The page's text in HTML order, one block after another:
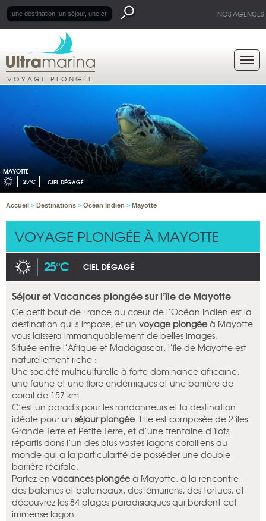
NOS AGENCES
VOYAGE PLONGÉE
MAYOTTE
25°C CIEL DÉGAGÉ
Accueil > Destinations > Océan Indien > Mayotte
VOYAGE PLONGÉE À MAYOTTE
25°C CIEL DÉGAGÉ
Séjour et Vacances plongée sur l’île de Mayotte
Ce petit bout de France au cœur de l’Océan Indien est la
destination qui s’impose, et un voyage plongée à Mayotte
vous laissera immanquablement de belles images.
Située entre l’Afrique et Madagascar, l’île de Mayotte est
naturellement riche :
Une société multiculturelle à forte dominance africaine,
une faune et une flore endémiques et une barrière de
corail de 157 km.
C’est un paradis pour les randonneurs et la destination
idéale pour un séjour plongée. Elle est composée de 2 îles :
Grande Terre et Petite Terre, et d’une trentaine d’îlots
répartis dans l’un des plus vastes lagons coralliens au
monde qui a la particularité de posséder une double
barrière récifale.
Partez en vacances plongée à Mayotte, à la rencontre
des baleines et baleineaux, des lémuriens, des tortues, et
découvrez les 84 plages paradisiaques qui bordent cet
immense lagon.